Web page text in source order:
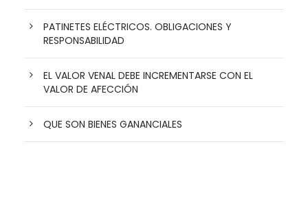
PATINETES ELÉCTRICOS. OBLIGACIONES Y
RESPONSABILIDAD
EL VALOR VENAL DEBE INCREMENTARSE CON EL
VALOR DE AFECCIÓN
QUE SON BIENES GANANCIALES